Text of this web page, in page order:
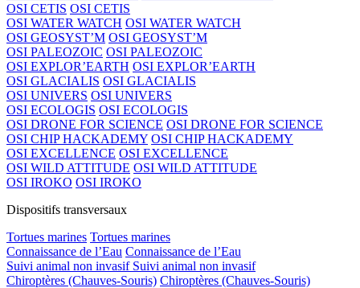
OSI CETIS OSI CETIS
OSI WATER WATCH OSI WATER WATCH
OSI GEOSYST’M OSI GEOSYST’M
OSI PALEOZOIC OSI PALEOZOIC
OSI EXPLOR’EARTH OSI EXPLOR’EARTH
OSI GLACIALIS OSI GLACIALIS
OSI UNIVERS OSI UNIVERS
OSI ECOLOGIS OSI ECOLOGIS
OSI DRONE FOR SCIENCE OSI DRONE FOR SCIENCE
OSI CHIP HACKADEMY OSI CHIP HACKADEMY
OSI EXCELLENCE OSI EXCELLENCE
OSI WILD ATTITUDE OSI WILD ATTITUDE
OSI IROKO OSI IROKO
Dispositifs transversaux
Tortues marines Tortues marines
Connaissance de l’Eau Connaissance de l’Eau
Suivi animal non invasif Suivi animal non invasif
Chiroptères (Chauves-Souris) Chiroptères (Chauves-Souris)